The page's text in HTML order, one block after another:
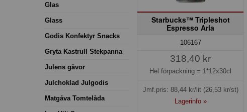
Glas
Glass
Godis Konfektyr Snacks
Gryta Kastrull Stekpanna
Julens gåvor
Julchoklad Julgodis
Matgåva Tomtelåda
Starbucks™ Tripleshot
Espresso Arla
106167
318,40 kr
Hel förpackning = 1*12x30cl
Jmf.pris: 88,44kr/lit (26,53 kr/st)
Lagerinfo »